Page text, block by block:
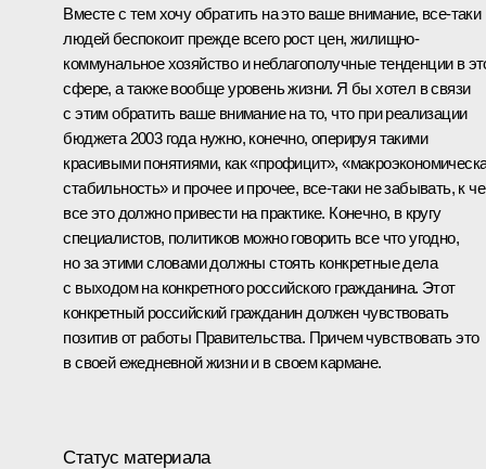
Вместе с тем хочу обратить на это ваше внимание, все‑таки
людей беспокоит прежде всего рост цен, жилищно-
коммунальное хозяйство и неблагополучные тенденции в
сфере, а также вообще уровень жизни. Я бы хотел в связи
с этим обратить ваше внимание на то, что при реализации
бюджета 2003 года нужно, конечно, оперируя такими
красивыми понятиями, как «профицит»,
стабильность» и прочее и прочее, все‑таки не забывать, к
все это должно привести на практике. Конечно, в кругу
специалистов, политиков можно говорить все что угодно,
но за этими словами должны стоять конкретные дела
с выходом на конкретного российского гражданина. Этот
конкретный российский гражданин должен чувствовать
позитив от работы Правительства. Причем чувствовать это
в своей ежедневной жизни и в своем кармане.
Статус материала